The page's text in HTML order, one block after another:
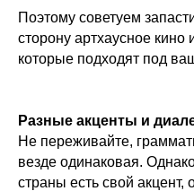
Поэтому советуем
сторону артхаусное кино
которые подходят под
Разные акценты и
Не переживайте,
везде одинаковая.
страны есть свой